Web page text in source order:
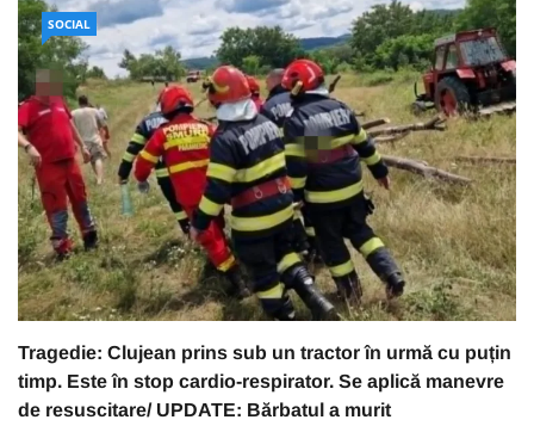
SOCIAL
Tragedie: Clujean prins sub un tractor în urmă cu puțin
timp. Este în stop cardio-respirator. Se aplică manevre
de resuscitare/ UPDATE: Bărbatul a murit